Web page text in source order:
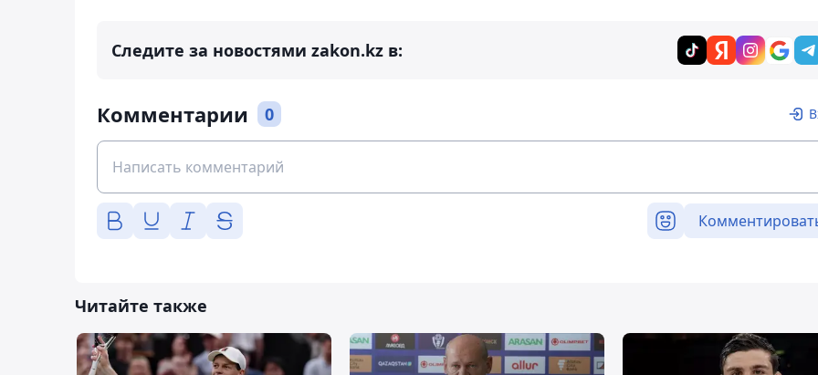
Следите за новостями zakon.kz в:
Комментарии 0
Читайте также